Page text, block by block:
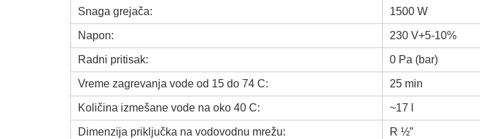
Snaga grejača: 1500 W
Napon: 230 V+5-10%
Radni pritisak: 0 Pa (bar)
Vreme zagrevanja vode od 15 do 74 C: 25 min
Količina izmešane vode na oko 40 C: ~17 l
Dimenzija priključka na vodovodnu mrežu: R ½”